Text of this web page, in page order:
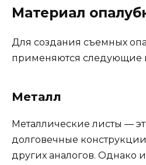
Материал
Для создания съемных
применяются следующие
Металл
Металлические листы —
долговечные
других аналогов. Однако